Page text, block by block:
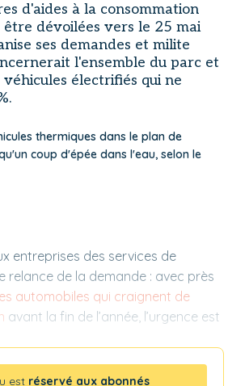
d'aides à la consommation
dévoilées vers le 25 mai
ses demandes et milite
l'ensemble du parc et
électrifiés qui ne
thermiques dans le plan de
coup d'épée dans l'eau, selon le
entreprises des services de
relance de la demande : avec près
automobiles qui craignent de
avant la fin de l’année, l’urgence est
est réservé aux abonnés